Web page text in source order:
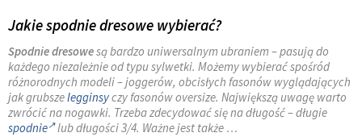
Jakie spodnie dresowe wybierać?
Spodnie dresowesą bardzo uniwersalnym ubraniem – pasują do
każdego niezależnie od typu sylwetki. Możemy wybierać spośród
różnorodnych modeli – joggerów, obcisłych fasonów wyglądających
jak grubszelegginsyczy fasonów oversize. Największą uwagę warto
zwrócić na nogawki. Trzeba zdecydować się na długość – długie
spodnie lub długości 3/4. Ważne jest także …